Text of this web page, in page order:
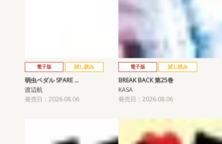
電子版 試し読み
弱虫ペダル SPARE …
渡辺航
発売日：2026.08.06
電子版 試し読み
BREAK BACK 第25巻
KASA
発売日：2026.08.06